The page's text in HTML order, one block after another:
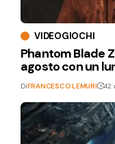
VIDEOGIOCHI
Phantom Blade
agosto con un
DiFRANCESCO LEMURI 42